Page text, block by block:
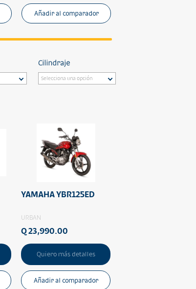
Añadir al comparador
Cilindraje
YAMAHA YBR125ED
URBAN
Q 23,990.00
Quiero más detalles
Añadir al comparador